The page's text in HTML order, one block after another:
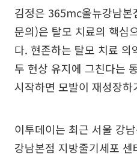
김정은 365mc올뉴강남본
문의)은 탈모 치료의 핵심
다. 현존하는 탈모 치료 의
두 현상 유지에 그친다는
시작하면 모발이 재성장
이투데이는 최근 서울 강
강남본점 지방줄기세포